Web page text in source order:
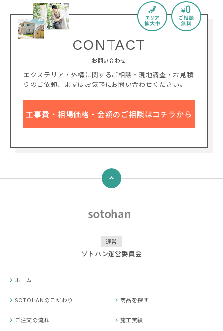
CONTACT
お問い合わせ
エクステリア・外構に関するご相談・現地調査・お見積
りのご依頼、
まずはお気軽にお問い合わせください。
工事費・相場価格・金額のご相談はコチラから
↑
運営
ソトハン運営委員会
ホーム
SOTOHANのこだわり 商品を探す
ご注文の流れ 施工実績